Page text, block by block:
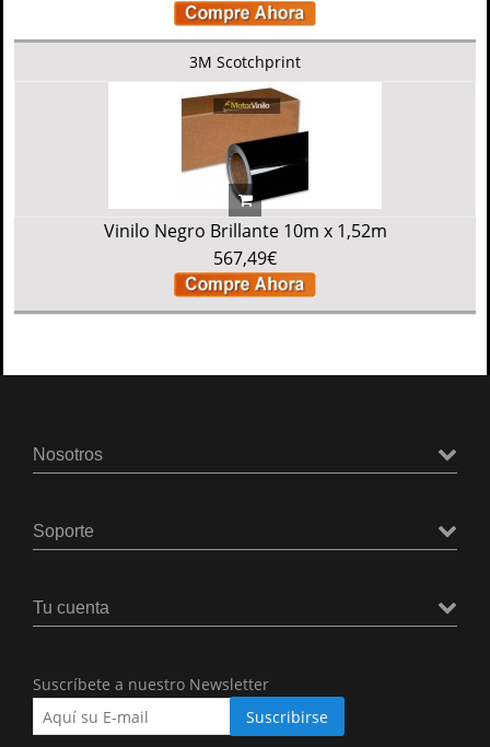
3M Scotchprint
Vinilo Negro Brillante 10m x 1,52m
567,49€
Nosotros
Soporte
Tu cuenta
Suscríbete a nuestro Newsletter